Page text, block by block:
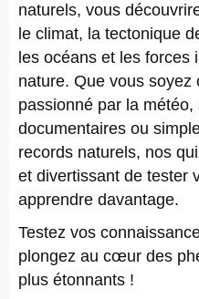
naturels, vous
le climat, la tectonique
les océans et les forces
nature. Que vous soyez
passionné par la météo,
documentaires ou
records naturels, nos
et divertissant de tester
apprendre davantage.
Testez vos
plongez au cœur des
plus étonnants !